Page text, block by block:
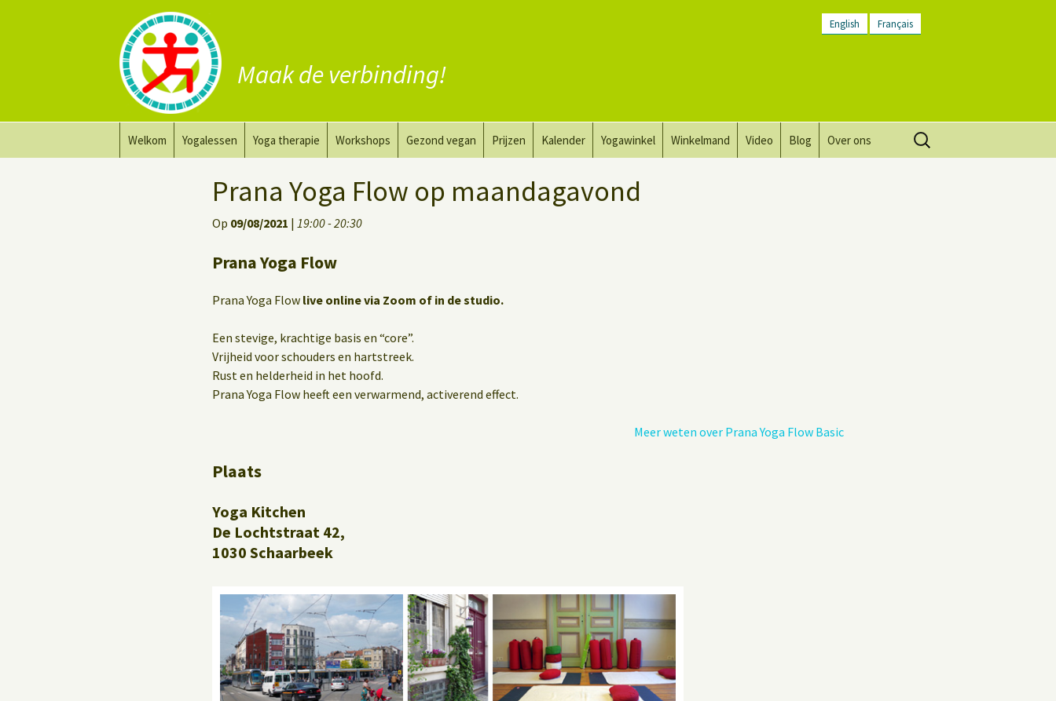
English Français
Maak de verbinding!
Welkom Yogalessen
Yoga op het werk
Yoga therapie
Yoga voor heling
Workshops
Naaktyoga voor mannen
Gezond vegan
Vervang zuivel
Prijzen Kalender Yogawinkel Winkelmand Video Blog Over ons
Zoeken
naar:
Prana Yoga Flow op maandagavond
Op 09/08/2021 | 19:00 - 20:30
Prana Yoga Flow
Prana Yoga Flow live online via Zoom of in de studio.
Een stevige, krachtige basis en “core”.
Vrijheid voor schouders en hartstreek.
Rust en helderheid in het hoofd.
Prana Yoga Flow heeft een verwarmend, activerend effect.
Meer weten over Prana Yoga Flow Basic
Plaats
Yoga Kitchen
De Lochtstraat 42,
1030 Schaarbeek